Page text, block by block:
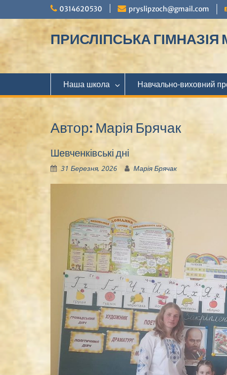
вмісту
0314620530 pryslipzoch@gmail.com
ПРИСЛІПСЬКА ГІМНАЗІЯ
Наша школа Навчально-виховний
Автор: Марія Брячак
Шевченківські дні
31 Березня, 2026 Марія Брячак